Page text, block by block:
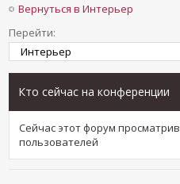
Вернуться в Интерьер
Перейти:
Кто сейчас на конференции
Сейчас этот форум
пользователей